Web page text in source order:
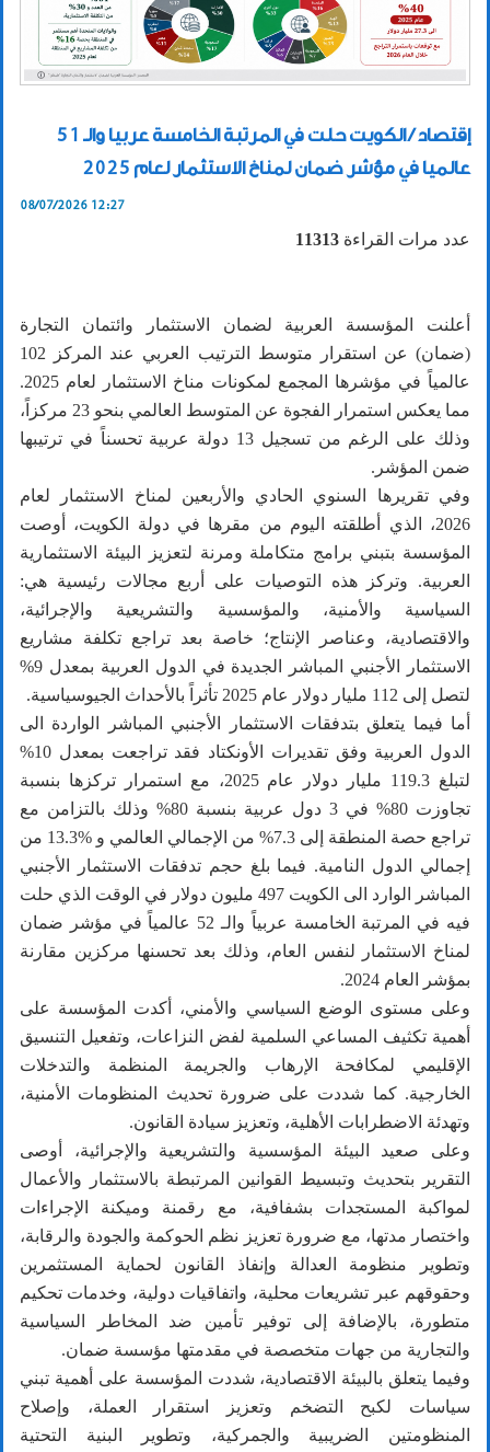
إقتصاد / الكويت حلت في المرتبة الخامسة عربيا والـ 51
عالميا في مؤشر ضمان لمناخ الاستثمار لعام 2025
08/07/2026 12:27
عدد مرات القراءة 11313
أعلنت المؤسسة العربية لضمان الاستثمار وائتمان التجارة
(ضمان) عن استقرار متوسط الترتيب العربي عند المركز 102
عالمياً في مؤشرها المجمع لمكونات مناخ الاستثمار لعام 2025.
مما يعكس استمرار الفجوة عن المتوسط العالمي بنحو 23 مركزاً،
وذلك على الرغم من تسجيل 13 دولة عربية تحسناً في ترتيبها
ضمن المؤشر.
وفي تقريرها السنوي الحادي والأربعين لمناخ الاستثمار لعام
2026، الذي أطلقته اليوم من مقرها في دولة الكويت، أوصت
المؤسسة بتبني برامج متكاملة ومرنة لتعزيز البيئة الاستثمارية
العربية. وتركز هذه التوصيات على أربع مجالات رئيسية هي:
السياسية والأمنية، والمؤسسية والتشريعية والإجرائية،
والاقتصادية، وعناصر الإنتاج؛ خاصة بعد تراجع تكلفة مشاريع
الاستثمار الأجنبي المباشر الجديدة في الدول العربية بمعدل 9%
لتصل إلى 112 مليار دولار عام 2025 تأثراً بالأحداث الجيوسياسية.
أما فيما يتعلق بتدفقات الاستثمار الأجنبي المباشر الواردة الى
الدول العربية وفق تقديرات الأونكتاد فقد تراجعت بمعدل 10%
لتبلغ 119.3 مليار دولار عام 2025، مع استمرار تركزها بنسبة
تجاوزت 80% في 3 دول عربية بنسبة 80% وذلك بالتزامن مع
تراجع حصة المنطقة إلى 7.3% من الإجمالي العالمي و %13.3 من
إجمالي الدول النامية. فيما بلغ حجم تدفقات الاستثمار الأجنبي
المباشر الوارد الى الكويت 497 مليون دولار في الوقت الذي حلت
فيه في المرتبة الخامسة عربياً والـ 52 عالمياً في مؤشر ضمان
لمناخ الاستثمار لنفس العام، وذلك بعد تحسنها مركزين مقارنة
بمؤشر العام 2024.
وعلى مستوى الوضع السياسي والأمني، أكدت المؤسسة على
أهمية تكثيف المساعي السلمية لفض النزاعات، وتفعيل التنسيق
الإقليمي لمكافحة الإرهاب والجريمة المنظمة والتدخلات
الخارجية. كما شددت على ضرورة تحديث المنظومات الأمنية،
وتهدئة الاضطرابات الأهلية، وتعزيز سيادة القانون.
وعلى صعيد البيئة المؤسسية والتشريعية والإجرائية، أوصى
التقرير بتحديث وتبسيط القوانين المرتبطة بالاستثمار والأعمال
لمواكبة المستجدات بشفافية، مع رقمنة وميكنة الإجراءات
واختصار مدتها، مع ضرورة تعزيز نظم الحوكمة والجودة والرقابة،
وتطوير منظومة العدالة وإنفاذ القانون لحماية المستثمرين
وحقوقهم عبر تشريعات محلية، واتفاقيات دولية، وخدمات تحكيم
متطورة، بالإضافة إلى توفير تأمين ضد المخاطر السياسية
والتجارية من جهات متخصصة في مقدمتها مؤسسة ضمان.
وفيما يتعلق بالبيئة الاقتصادية، شددت المؤسسة على أهمية تبني
سياسات لكبح التضخم وتعزيز استقرار العملة، وإصلاح
المنظومتين الضريبية والجمركية، وتطوير البنية التحتية